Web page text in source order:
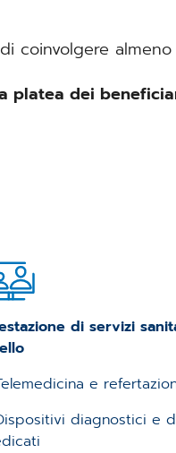
coinvolgere almeno
platea dei
di servizi
e
diagnostici e